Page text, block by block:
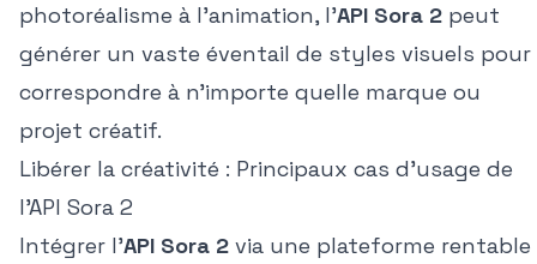
photoréalisme à l'animation, l'API Sora 2 peut
générer un vaste éventail de styles visuels pour
correspondre à n'importe quelle marque ou
projet créatif.
Libérer la créativité : Principaux cas d'usage de
l'API Sora 2
Intégrer l'API Sora 2 via une plateforme rentable